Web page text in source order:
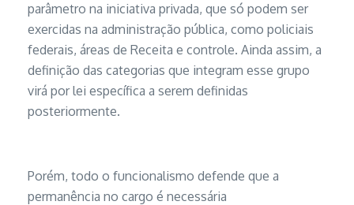
parâmetro na iniciativa privada, que só podem ser
exercidas na administração pública, como policiais
federais, áreas de Receita e controle. Ainda assim, a
definição das categorias que integram esse grupo
virá por lei específica a serem definidas
posteriormente.
Porém, todo o funcionalismo defende que a
permanência no cargo é necessária